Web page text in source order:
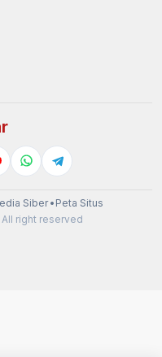
Siber• Peta Situs
right reserved